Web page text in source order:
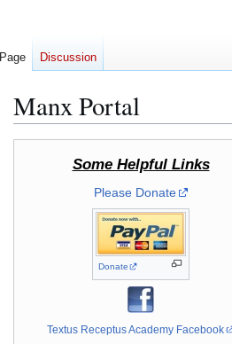
Manx Portal
Some Helpful Links
Please Donate
Donate
Textus Receptus Academy Facebook
Page Discussion